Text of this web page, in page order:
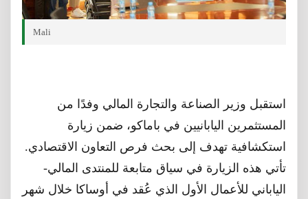
Mali
استقبل وزير الصناعة والتجارة المالي وفدًا من
المستثمرين اليابانيين في باماكو، ضمن زيارة
استكشافية تهدف إلى بحث فرص التعاون الاقتصادي.
تأتي هذه الزيارة في سياق متابعة للمنتدى المالي-
الياباني للأعمال الأول الذي عُقد في أوساكا خلال شهر